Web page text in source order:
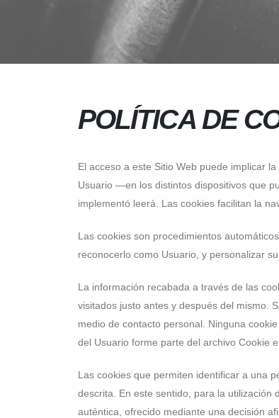
POLÍTICA DE
El acceso a este Sitio Web puede implicar
Usuario —en los distintos dispositivos que
implementó leerá. Las cookies facilitan la
Las cookies son procedimientos
reconocerlo como Usuario, y personalizar
La información recabada a través de las
visitados justo antes y después del mismo.
medio de contacto personal. Ninguna
del Usuario forme parte del archivo Cookie
Las cookies que permiten identificar a una
descrita. En este sentido, para la utilización
auténtica, ofrecido mediante una decisión